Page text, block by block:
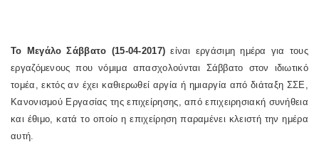
Το Μεγάλο Σάββατο (15-04-2017) είναι εργάσιμη ημέρα για τους
εργαζόμενους που νόμιμα απασχολούνται Σάββατο στον ιδιωτικό
τομέα, εκτός αν έχει καθιερωθεί αργία ή ημιαργία από διάταξη ΣΣΕ,
Κανονισμού Εργασίας της επιχείρησης, από επιχειρησιακή συνήθεια
και έθιμο, κατά το οποίο η επιχείρηση παραμένει κλειστή την ημέρα
αυτή.